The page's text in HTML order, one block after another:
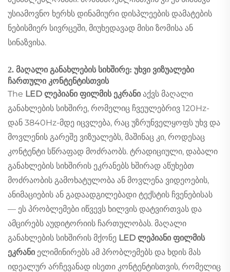
უსიამოვნო ხერხს დინამიური დისპლეების დამატების
ნებისმიერ სივრცეში, მიუხედავად მისი ზომისა ან
სინაზვისა.
2. მაღალი განახლების სიხშირე: უხვი ვიზუალები
ჩართული კონტენტისთვის
The LED ლეპიანი ფილმის ეკრანი აქვს მაღალი
განახლების სიხშირე, რომელიც ჩვეულებრივ 120Hz-
დან 3840Hz-მდე იცვლება, რაც უზრუნველყოფს უხვ და
მოვლენის გარეშე ვიზუალებს, მაშინაც კი, როდესაც
კონტენტი სწრაფად მოძრაობს. ტრადიციული, დაბალი
განახლების სიხშირის ეკრანებს ხშირად აწუხებთ
მოძრაობის გამოხატულობა ან მოვლენა ვიდეოების,
ანიმაციების ან გადაადგილებადი ტექსტის ჩვენებისას
— ეს პრობლემები იწვევს ხილვის დატვირთვას და
ამცირებს აუდიტორიის ჩართულობას. მაღალი
განახლების სიხშირის მქონე LED ლეპიანი ფილმის
ეკრანი ელიმინირებს ამ პრობლემებს და ხდის მას
იდეალურ არჩევანად ისეთი კონტენტისთვის, რომელიც